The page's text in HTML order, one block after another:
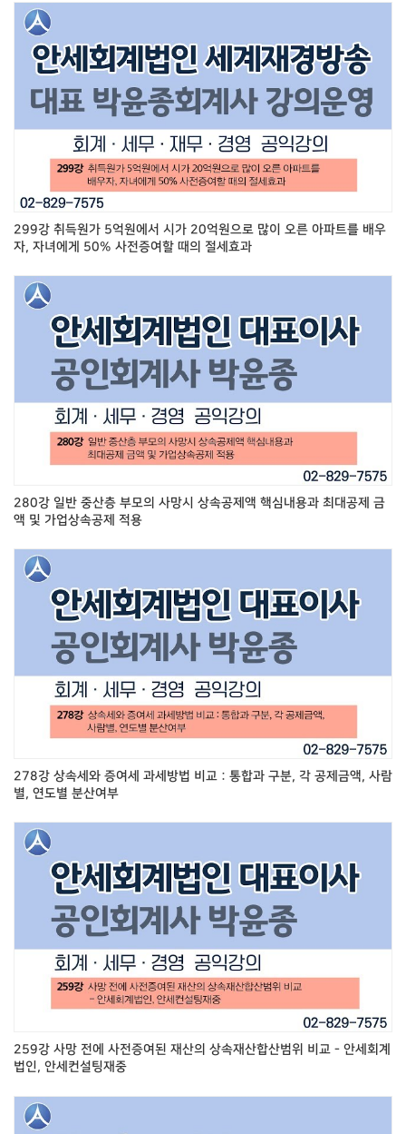
299강 취득원가 5억원에서 시가 20억원으로 많이 오른 아파트를 배우
자, 자녀에게 50% 사전증여할 때의 절세효과
280강 일반 중산층 부모의 사망시 상속공제액 핵심내용과 최대공제 금
액 및 가업상속공제 적용
278강 상속세와 증여세 과세방법 비교 : 통합과 구분, 각 공제금액, 사람
별, 연도별 분산여부
259강 사망 전에 사전증여된 재산의 상속재산합산범위 비교 - 안세회계
법인, 안세컨설팅재중